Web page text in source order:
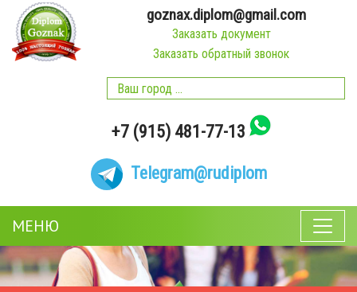
goznax.diplom@gmail.com
Заказать документ
Заказать обратный звонок
+7 (915) 481-77-13
Telegram@rudiplom
МЕНЮ